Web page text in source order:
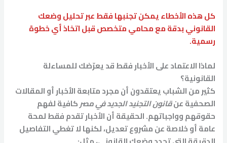
كل هذه الأخطاء يمكن تجنبها فقط عبر تحليل وضعك
القانوني بدقة مع محامي متخصص قبل اتخاذ أي خطوة
رسمية.
لماذا الاعتماد على الأخبار فقط قد يعرّضك للمساءلة
القانونية؟
كثير من الشباب يعتقدون أن مجرد متابعة الأخبار أو المقالات
الصحفية عنقانون التجنيد الجديد في مصركافية لفهم
حقوقهم وواجباتهم. الحقيقة أن الأخبار تقدم فقط لمحة
عامة أو خلاصة عن مشروع تعديل، لكنها لا تغطي التفاصيل